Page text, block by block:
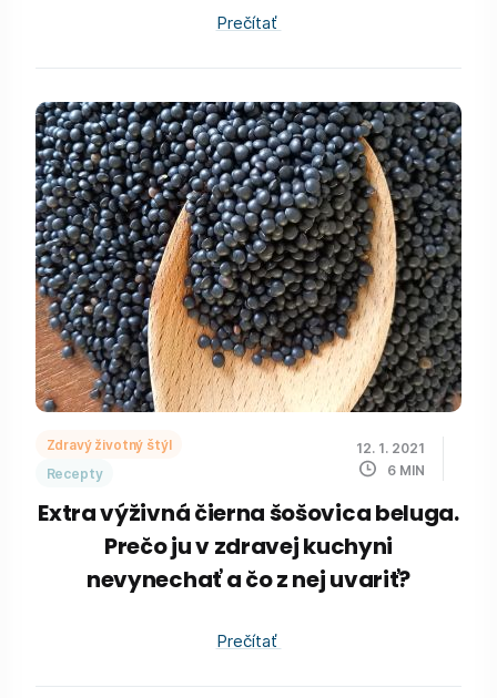
Prečítať
Zdravý životný štýl
Recepty
12. 1. 2021
6 MIN
Extra výživná čierna šošovica beluga.
Prečo ju v zdravej kuchyni
nevynechať a čo z nej uvariť?
Prečítať